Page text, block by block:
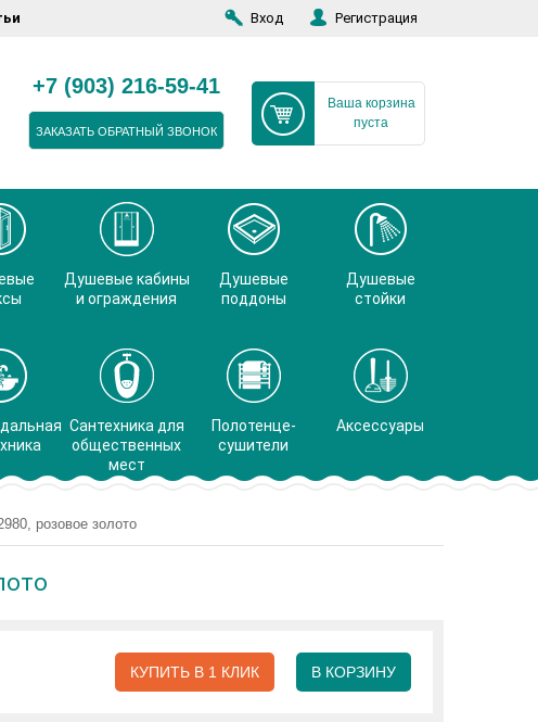
Вход Регистрация
+7 (903) 216-59-41
ЗАКАЗАТЬ ОБРАТНЫЙ ЗВОНОК
Ваша корзина
пуста
Душевые кабины
и ограждения
Душевые
поддоны
Душевые
стойки
Сантехника для
общественных
мест
Полотенце-
сушители
Аксессуары
розовое золото
КУПИТЬ В 1 КЛИК В КОРЗИНУ